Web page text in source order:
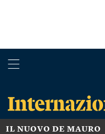
IL NUOVO DE MAURO